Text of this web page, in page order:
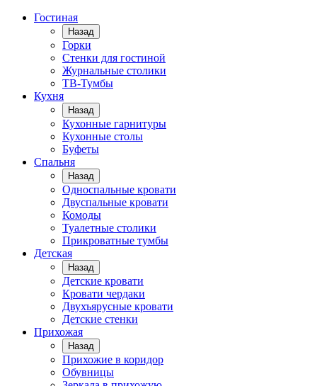
Гостиная
Назад
Горки
Стенки для гостиной
Журнальные столики
TВ-Тумбы
Кухня
Назад
Кухонные гарнитуры
Кухонные столы
Буфеты
Спальня
Назад
Односпальные кровати
Двуспальные кровати
Комоды
Туалетные столики
Прикроватные тумбы
Детская
Назад
Детские кровати
Кровати чердаки
Двухъярусные кровати
Детские стенки
Прихожая
Назад
Прихожие в коридор
Обувницы